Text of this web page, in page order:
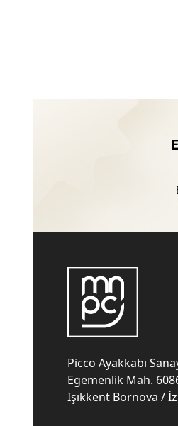
Picco Ayakkabı
Egemenlik Mah.
Işıkkent Bornova /